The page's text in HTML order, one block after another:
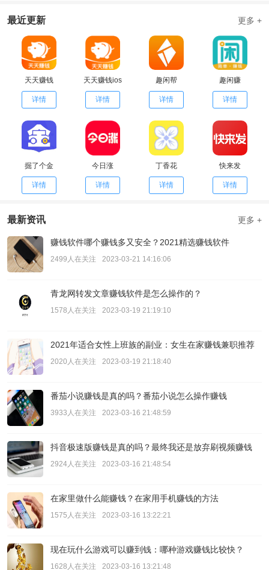
最近更新 更多 +
天天赚钱
详情
天天赚钱ios
详情
趣闲帮
详情
趣闲赚
详情
掘了个金
详情
今日涨
详情
丁香花
详情
快来发
详情
最新资讯 更多 +
赚钱软件哪个赚钱多又安全？2021精选赚钱软件
2499人在关注 2023-03-21 14:16:06
青龙网转发文章赚钱软件是怎么操作的？
1578人在关注 2023-03-19 21:19:10
2021年适合女性上班族的副业：女生在家赚钱兼职推荐
2020人在关注 2023-03-19 21:18:40
番茄小说赚钱是真的吗？番茄小说怎么操作赚钱
3933人在关注 2023-03-16 21:48:59
抖音极速版赚钱是真的吗？最终我还是放弃刷视频赚钱
2924人在关注 2023-03-16 21:48:54
在家里做什么能赚钱？在家用手机赚钱的方法
1575人在关注 2023-03-16 13:22:21
现在玩什么游戏可以赚到钱：哪种游戏赚钱比较快？
1628人在关注 2023-03-16 13:21:48